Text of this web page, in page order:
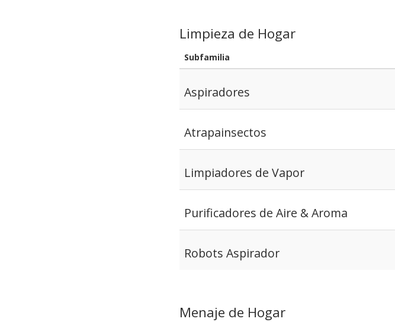
Limpieza de Hogar
Subfamilia
Aspiradores
Atrapainsectos
Limpiadores de Vapor
Purificadores de Aire & Aroma
Robots Aspirador
Menaje de Hogar